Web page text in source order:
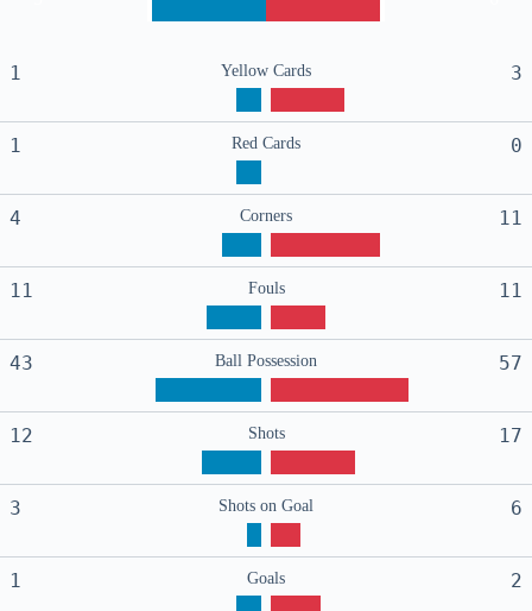
1 Yellow Cards 3
1 Red Cards 0
4 Corners 11
11 Fouls 11
43 Ball Possession 57
12 Shots 17
3 Shots on Goal 6
1 Goals 2